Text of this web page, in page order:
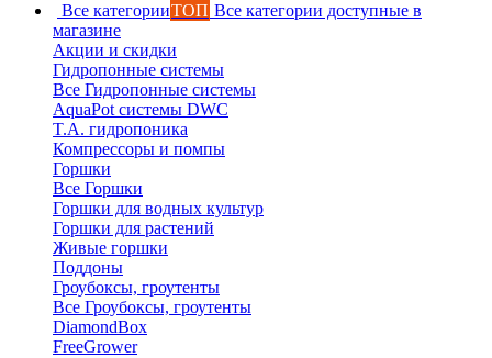
Все категорииТОП Все категории доступные в
магазине
Акции и скидки
Гидропонные системы
Все Гидропонные системы
AquaPot системы DWC
T.A. гидропоника
Компрессоры и помпы
Горшки
Все Горшки
Горшки для водных культур
Горшки для растений
Живые горшки
Поддоны
Гроубоксы, гроутенты
Все Гроубоксы, гроутенты
DiamondBox
FreeGrower